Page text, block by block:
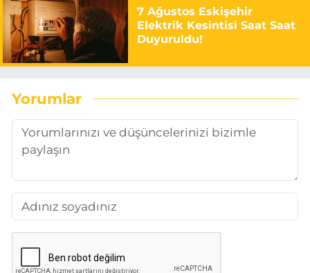
7 Ağustos Eskişehir
Elektrik Kesintisi Saat Saat
Duyuruldu!
Yorumlar